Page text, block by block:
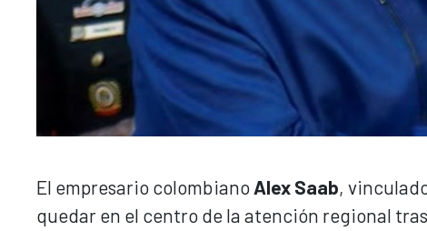
El empresario colombiano Alex Saab,
quedar en el centro de la atención regional